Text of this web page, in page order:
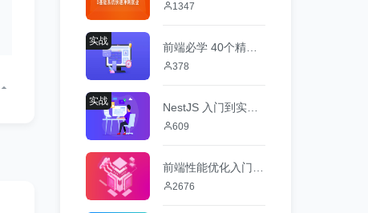
1347
实战
378
实战
609
2676